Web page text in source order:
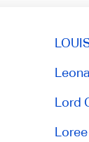
Lord